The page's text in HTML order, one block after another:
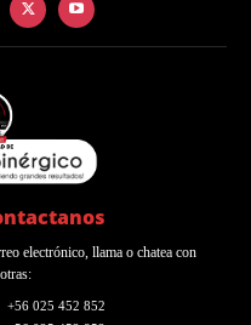
electrónico, llama o chatea con
+56 025 452 852